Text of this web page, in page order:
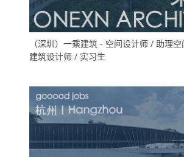
（深圳）一乘建筑 - 空间设计师 / 助理
建筑设计师 / 实习生